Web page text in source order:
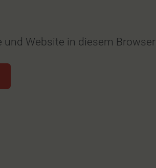
und Website in diesem